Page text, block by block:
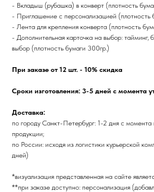
- Вкладыш (рубашка) в конверт (плотность
- Приглашение с персонализацией (плотность
- Лента для крепления конверта (плотность
- Дополнительная карточка на выбор: тайминг,
выбор (плотность бумаги 300гр.)
При заказе от 12 шт. - 10% скидка
Сроки изготовления: 3-5 дней с момента
Доставка:
по городу Санкт-Петербург: 1-2 дня с момента
продукции;
по России: исходя из логистики курьерской
дней)
*визуализация представленная на сайте
**при заказе доступно: персонализация